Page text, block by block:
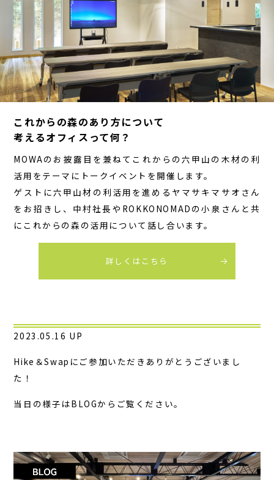
これからの森のあり方について
考えるオフィスって何？
MOWAのお披露目を兼ねてこれからの六甲山の木材の利
活用をテーマにトークイベントを開催します。
ゲストに六甲山材の利活用を進めるヤマサキマサオさん
をお招きし、中村社長やROKKONOMADの小泉さんと共
にこれからの森の活用について話し合います。
詳しくはこちら
2023.05.16 UP
Hike＆Swapにご参加いただきありがとうございまし
た！
当日の様子はBLOGからご覧ください。